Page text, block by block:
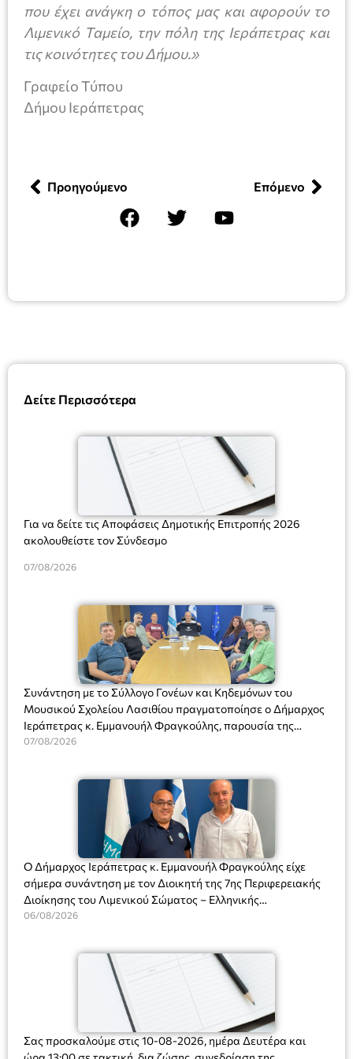
Δείτε Περισσότερα
Για να δείτε τις Αποφάσεις Δημοτικής Επιτροπής 2026
ακολουθείστε τον Σύνδεσμο
07/08/2026
Συνάντηση με το Σύλλογο Γονέων και Κηδεμόνων του
Μουσικού Σχολείου Λασιθίου πραγματοποίησε ο Δήμαρχος
Ιεράπετρας κ. Εμμανουήλ Φραγκούλης, παρουσία της
Διευθύντριας του σχολείου κας Μαριάννας Χαΐτα.
07/08/2026
Ο Δήμαρχος Ιεράπετρας κ. Εμμανουήλ Φραγκούλης είχε
σήμερα συνάντηση με τον Διοικητή της 7ης Περιφερειακής
Διοίκησης του Λιμενικού Σώματος – Ελληνικής
Ακτοφυλακής (Λ.Σ.-ΕΛ.ΑΚΤ.), Αρχιπλοίαρχο Λ.Σ. κ. Ιωάννη
06/08/2026
Σας προσκαλούμε στις 10-08-2026, ημέρα Δευτέρα και
που έχει ανάγκη ο τόπος μας και αφορούν το
Λιμενικό Ταμείο, την πόλη της Ιεράπετρας και
τις κοινότητες του Δήμου.»
Γραφείο Τύπου
Δήμου Ιεράπετρας
Προηγούμενο Επόμενο